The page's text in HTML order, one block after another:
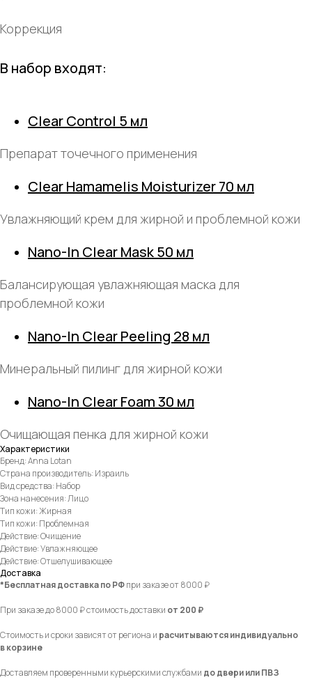
Коррекция
В набор входят:
Clear Control 5 мл
Препарат точечного применения
Clear Hamamelis Moisturizer 70 мл
Увлажняющий крем для жирной и проблемной кожи
Nano-In Clear Mask 50 мл
Балансирующая увлажняющая маска для
проблемной кожи
Nano-In Clear Peeling 28 мл
Минеральный пилинг для жирной кожи
Nano-In Clear Foam 30 мл
Очищающая пенка для жирной кожи
Характеристики
Бренд: Anna Lotan
Страна производитель: Израиль
Вид средства: Набор
Зона нанесения: Лицо
Тип кожи: Жирная
Тип кожи: Проблемная
Действие: Очищение
Действие: Увлажняющее
Действие: Отшелушивающее
Доставка
*Бесплатная доставка по РФпри заказе от 8000 ₽
При заказе до 8000 ₽ стоимость доставки от 200 ₽
Стоимость и сроки зависят от региона и расчитываются индивидуально
в корзине
Доставляем проверенными курьерскими службами до двери или ПВЗ